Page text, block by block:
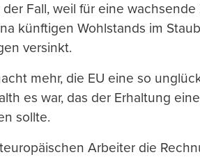
Fall, weil für eine
künftigen Wohlstands im
versinkt.
mehr, die EU eine so
es war, das der Erhaltung
sollte.
Arbeiter die